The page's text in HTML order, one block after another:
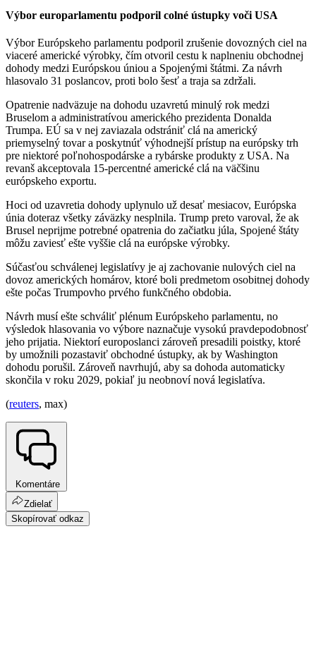
Výbor europarlamentu podporil colné ústupky voči USA
Výbor Európskeho parlamentu podporil zrušenie dovozných ciel na
viaceré americké výrobky, čím otvoril cestu k naplneniu obchodnej
dohody medzi Európskou úniou a Spojenými štátmi. Za návrh
hlasovalo 31 poslancov, proti bolo šesť a traja sa zdržali.
Opatrenie nadväzuje na dohodu uzavretú minulý rok medzi
Bruselom a administratívou amerického prezidenta Donalda
Trumpa. EÚ sa v nej zaviazala odstrániť clá na americký
priemyselný tovar a poskytnúť výhodnejší prístup na európsky trh
pre niektoré poľnohospodárske a rybárske produkty z USA. Na
revanš akceptovala 15-percentné americké clá na väčšinu
európskeho exportu.
Hoci od uzavretia dohody uplynulo už desať mesiacov, Európska
únia doteraz všetky záväzky nesplnila. Trump preto varoval, že ak
Brusel neprijme potrebné opatrenia do začiatku júla, Spojené štáty
môžu zaviesť ešte vyššie clá na európske výrobky.
Súčasťou schválenej legislatívy je aj zachovanie nulových ciel na
dovoz amerických homárov, ktoré boli predmetom osobitnej dohody
ešte počas Trumpovho prvého funkčného obdobia.
Návrh musí ešte schváliť plénum Európskeho parlamentu, no
výsledok hlasovania vo výbore naznačuje vysokú pravdepodobnosť
jeho prijatia. Niektorí europoslanci zároveň presadili poistky, ktoré
by umožnili pozastaviť obchodné ústupky, ak by Washington
dohodu porušil. Zároveň navrhujú, aby sa dohoda automaticky
skončila v roku 2029, pokiaľ ju neobnoví nová legislatíva.
(reuters, max)
Komentáre
Zdielať
Skopírovať odkaz